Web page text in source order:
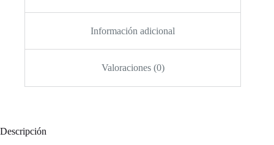
Información adicional
Valoraciones (0)
Descripción